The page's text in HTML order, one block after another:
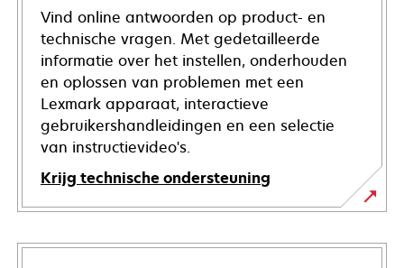
Vind online antwoorden op product- en
technische vragen. Met gedetailleerde
informatie over het instellen, onderhouden
en oplossen van problemen met een
Lexmark apparaat, interactieve
gebruikershandleidingen en een selectie
van instructievideo's.
Krijg technische ondersteuning
opens
in